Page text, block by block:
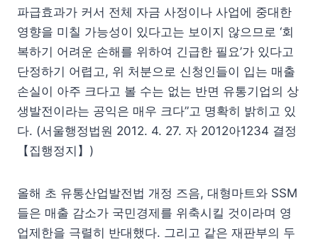
파급효과가 커서 전체 자금 사정이나 사업에 중대한
영향을 미칠 가능성이 있다고는 보이지 않으므로 ‘회
복하기 어려운 손해를 위하여 긴급한 필요’가 있다고
단정하기 어렵고, 위 처분으로 신청인들이 입는 매출
손실이 아주 크다고 볼 수는 없는 반면 유통기업의 상
생발전이라는 공익은 매우 크다”고 명확히 밝히고 있
다. (서울행정법원 2012. 4. 27. 자 2012아1234 결정
【집행정지】)
올해 초 유통산업발전법 개정 즈음, 대형마트와 SSM
들은 매출 감소가 국민경제를 위축시킬 것이라며 영
업제한을 극렬히 반대했다. 그리고 같은 재판부의 두